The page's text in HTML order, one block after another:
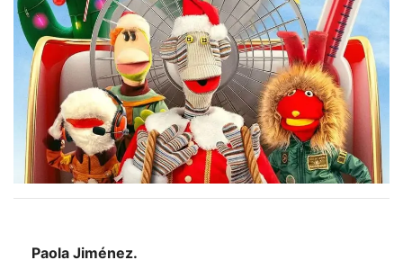
Paola Jiménez.